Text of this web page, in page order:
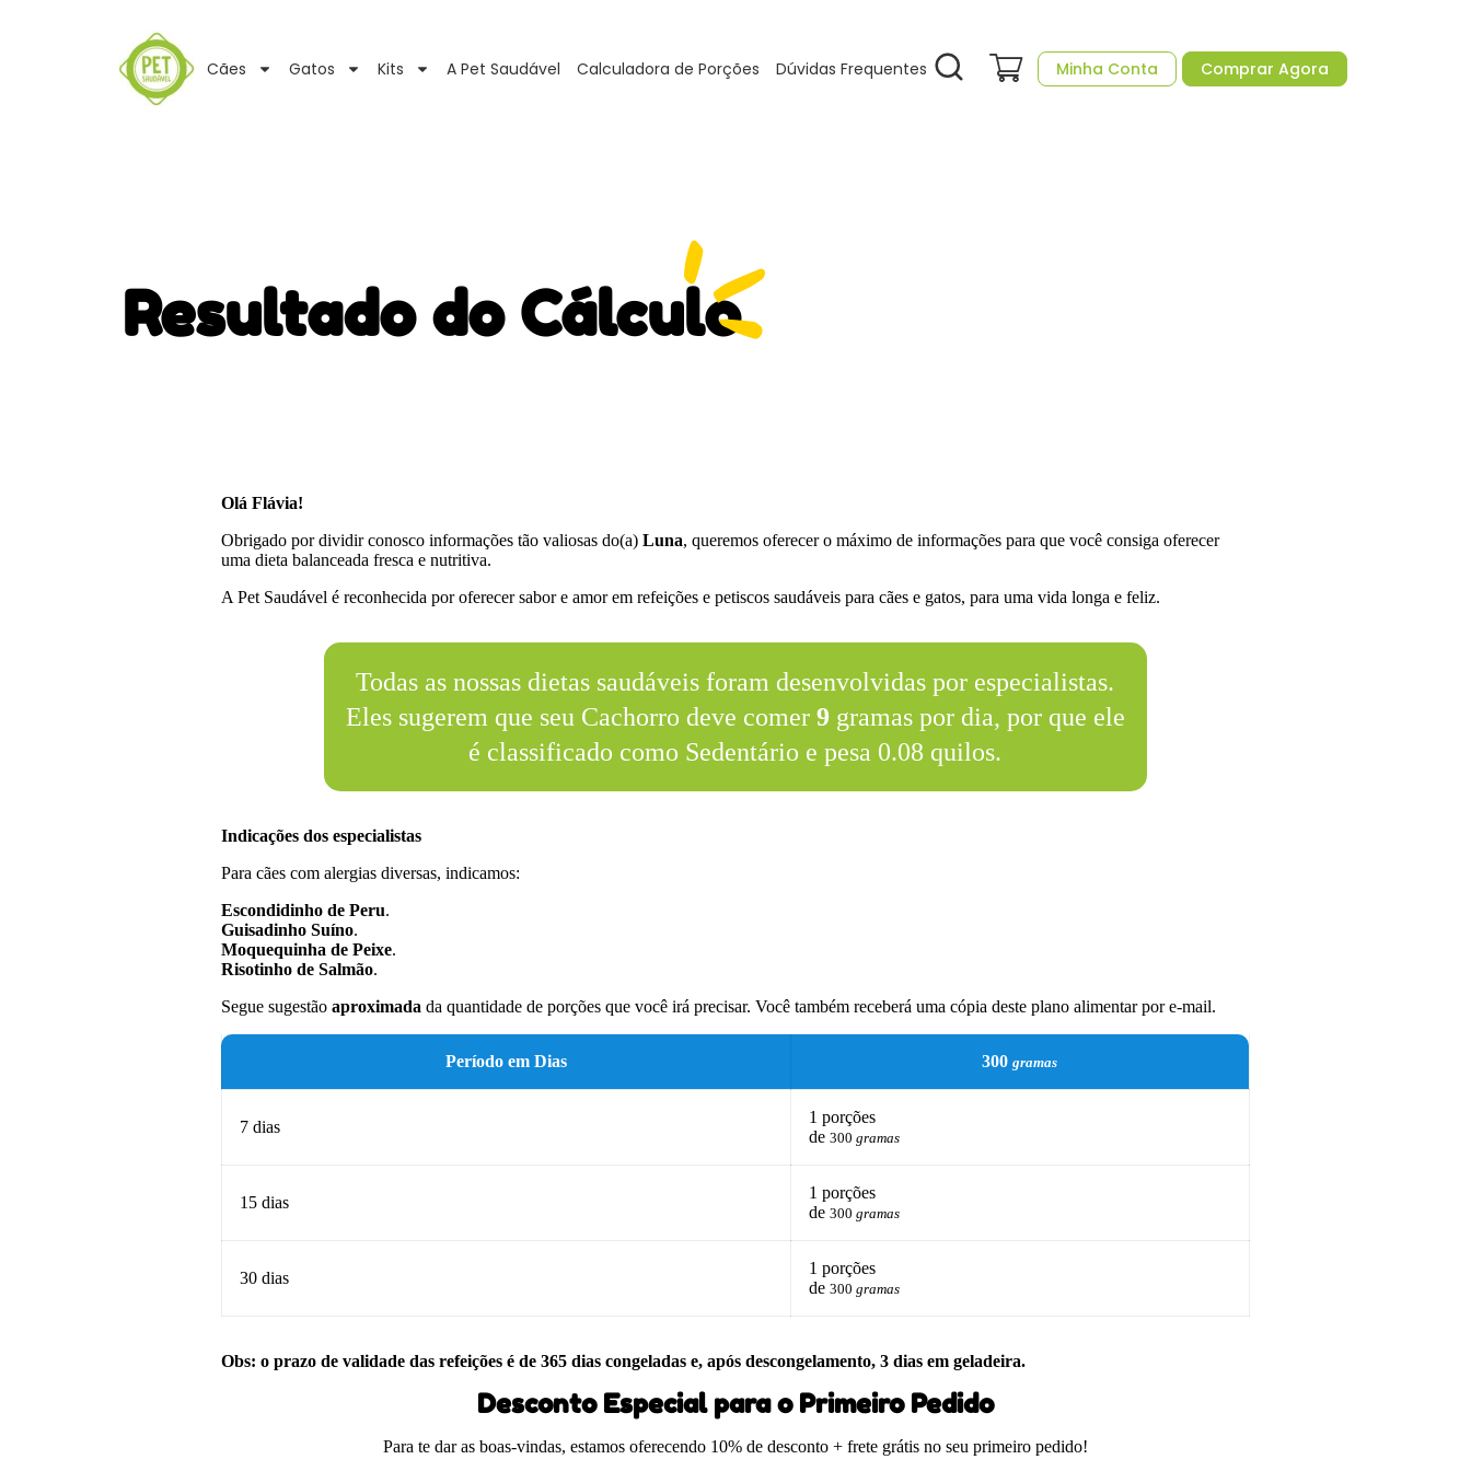
Cães Gatos Kits A Pet Saudável Calculadora de Porções Dúvidas Frequentes Minha Conta Comprar Agora
Resultado do Cálculo
Olá Flávia!
Obrigado por dividir conosco informações tão valiosas do(a) Luna, queremos oferecer o máximo de informações para que você consiga oferecer
uma dieta balanceada fresca e nutritiva.
A Pet Saudável é reconhecida por oferecer sabor e amor em refeições e petiscos saudáveis para cães e gatos, para uma vida longa e feliz.
Todas as nossas dietas saudáveis foram desenvolvidas por especialistas.
Eles sugerem que seu Cachorro deve comer 9 gramas por dia, por que ele
é classificado como Sedentário e pesa 0.08 quilos.
Indicações dos especialistas
Para cães com alergias diversas, indicamos:
Escondidinho de Peru.
Guisadinho Suíno.
Moquequinha de Peixe.
Risotinho de Salmão.
Segue sugestão aproximada da quantidade de porções que você irá precisar. Você também receberá uma cópia deste plano alimentar por e-mail.
Período em Dias 300gramas
7 dias
1 porções
de 300 gramas
15 dias
1 porções
de 300 gramas
30 dias
1 porções
de 300 gramas
Obs: o prazo de validade das refeições é de 365 dias congeladas e, após descongelamento, 3 dias em geladeira.
Desconto Especial para o Primeiro Pedido
Para te dar as boas-vindas, estamos oferecendo 10% de desconto + frete grátis no seu primeiro pedido!